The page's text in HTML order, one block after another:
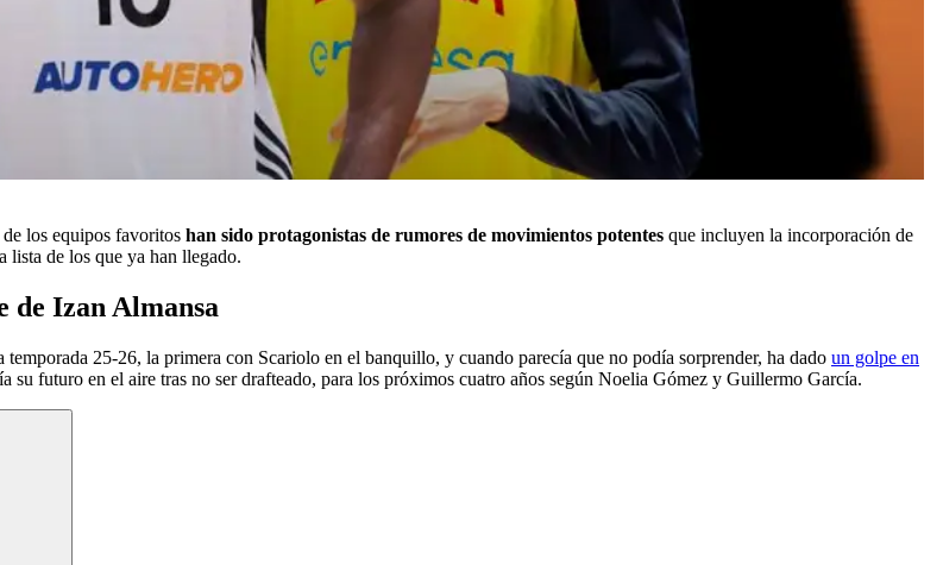
los equipos favoritos han sido protagonistas de rumores de movimientos potentes que incluyen la incorporación de
lista de los que ya han llegado.
de Izan Almansa
25-26, la primera con Scariolo en el banquillo, y cuando parecía que no podía sorprender, ha dado un golpe en
su futuro en el aire tras no ser drafteado, para los próximos cuatro años según Noelia Gómez y Guillermo García.